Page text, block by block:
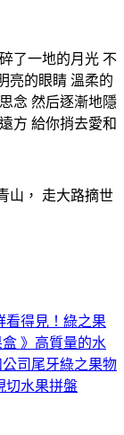
了一地的月光 不
亮的眼睛 溫柔的
念 然后逐漸地隱
方 給你捎去愛和
山， 走大路摘世
看得見！綠之果
》高質量的水
司尾牙綠之果物
切水果拼盤